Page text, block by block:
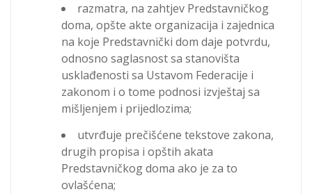
razmatra, na zahtjev Predstavničkog
doma, opšte akte organizacija i zajednica
na koje Predstavnički dom daje potvrdu,
odnosno saglasnost sa stanovišta
usklađenosti sa Ustavom Federacije i
zakonom i o tome podnosi izvještaj sa
mišljenjem i prijedlozima;
utvrđuje prečišćene tekstove zakona,
drugih propisa i opštih akata
Predstavničkog doma ako je za to
ovlašćena;